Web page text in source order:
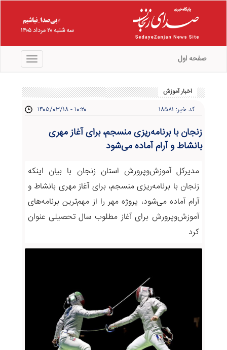
سه شنبه ۲۰ مرداد ۱۴۰۵
منو صفحه اول
اخبار آموزش
کد خبر: ۱۸۵۸۱ ۱۴۰۵/۰۳/۱۸ - ۱۰:۲۰
زنجان با برنامه‌ریزی منسجم، برای آغاز مهری
بانشاط و آرام آماده می‌شود
مدیرکل آموزش‌وپرورش استان زنجان با بیان اینکه
زنجان با برنامه‌ریزی منسجم، برای آغاز مهری بانشاط و
آرام آماده می‌شود، پروژه مهر را از مهم‌ترین برنامه‌های
آموزش‌وپرورش برای آغاز مطلوب سال تحصیلی عنوان
کرد